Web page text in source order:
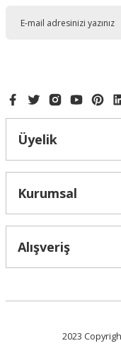
Üyelik
Kurumsal
Alışveriş
2023